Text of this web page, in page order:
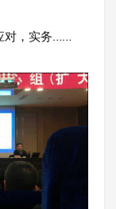
对，实务……